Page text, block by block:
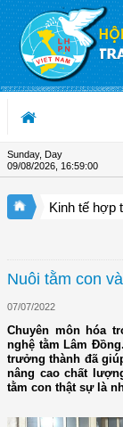
Skip to Content
Sunday, Day
09/08/2026 16:59:01
Kinh tế hợp
Nuôi tằm con
07/07/2022
Chuyên môn hóa
nghệ tằm Lâm
trưởng thành đã
nâng cao chất
tằm con thật sự là